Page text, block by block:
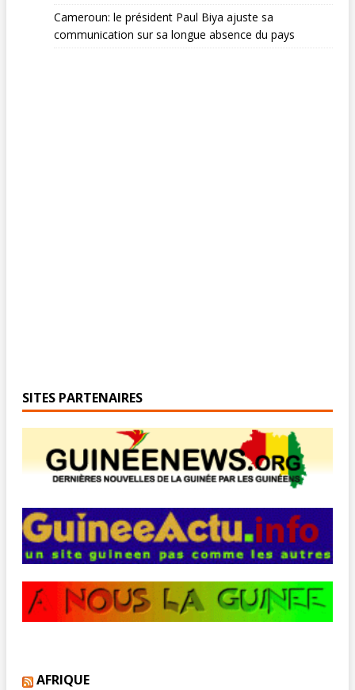
Cameroun: le président Paul Biya ajuste sa
communication sur sa longue absence du pays
SITES PARTENAIRES
AFRIQUE